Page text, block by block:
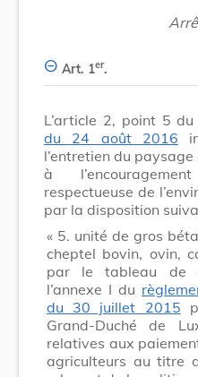
Art. 1er.
L’article 2, point 5 du
du 24 août 2016
l’entretien du
à
respectueuse de
par la disposition
« 5. unité de gros
cheptel bovin, ovin,
par le tableau de
l’annexe I du
du 30 juillet 2015
Grand-Duché de
relatives aux
agriculteurs au titre